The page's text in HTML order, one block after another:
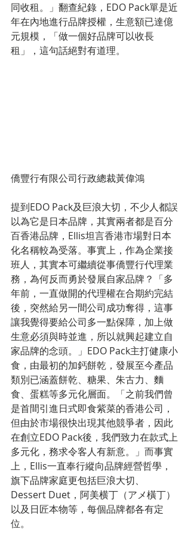
同收租。」翻查紀錄，EDO Pack單是近
年在內地進行品牌授權，生意額已達億
元規模，「做一個好品牌可以收長
租」，這句話絕對有道理。
僑豐行有限公司行政總裁黃偉鴻
提到EDO Pack及巨浪大切，不少人都誤
以為它是日本品牌，其實兩者都是百分
百香港品牌，Ellis坦言香港市場對日本
化名稱較為受落。事實上，作為企業接
班人，其實本可繼續從事僑豐行代理業
務，為何反而勇於發展自家品牌？「多
年前，一直做開的代理權在合期約完結
後，突然給另一間公司成功奪得，這事
讓我覺得要給公司多一點保障，加上做
生意必須與時並進，所以就興起建立自
家品牌的念頭。」EDO Pack主打健康小
食，由最初的加鈣餅乾，發展至今產品
類別已涵蓋餅乾、糖果、朱古力、麵
食、蛋糕等多元化層面。「之前我們曾
是首間引進日式即食紫菜的香港公司，
但由於市場很快出現其他競爭者，因此
在創立EDO Pack後，我們致力在款式上
多元化，務求令客人有新意。」而事實
上，Ellis一直奉行縱向品牌經營哲學，
旗下品牌家庭更包括巨浪大切、
Dessert Duet，阿美横丁（アメ橫丁）
以及日匠本物等，每個品牌都各有定
位。